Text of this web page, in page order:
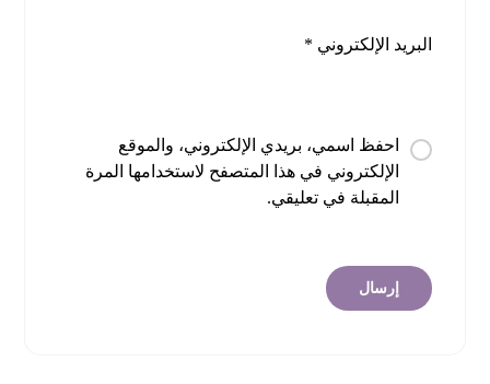
البريد الإلكتروني *
احفظ اسمي، بريدي الإلكتروني، والموقع
الإلكتروني في هذا المتصفح لاستخدامها المرة
المقبلة في تعليقي.